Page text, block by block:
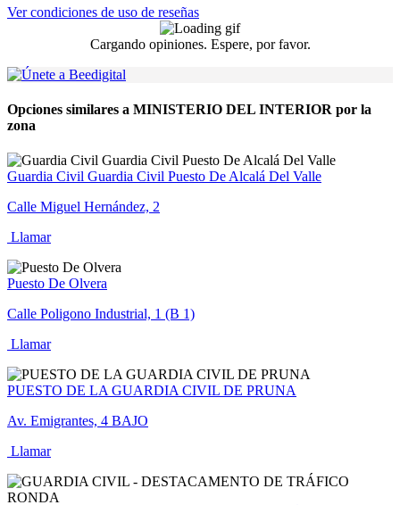
Ver condiciones de uso de reseñas
Cargando opiniones. Espere, por favor.
Opciones similares a MINISTERIO DEL INTERIOR por la
zona
Guardia Civil Guardia Civil Puesto De Alcalá Del Valle
Calle Miguel Hernández, 2
Llamar
Puesto De Olvera
Calle Poligono Industrial, 1 (B 1)
Llamar
PUESTO DE LA GUARDIA CIVIL DE PRUNA
Av. Emigrantes, 4 BAJO
Llamar